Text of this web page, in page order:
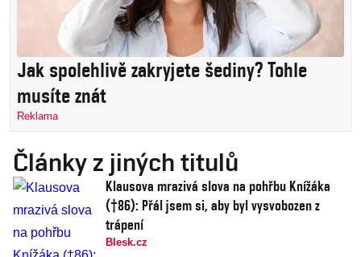
Jak spolehlivě zakryjete šediny? Tohle
musíte znát
Reklama
Články z jiných titulů
Klausova mrazivá slova na pohřbu Knížáka
(†86): Přál jsem si, aby byl vysvobozen z
trápení
Blesk.cz